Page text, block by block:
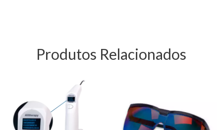
Produtos Relacionados